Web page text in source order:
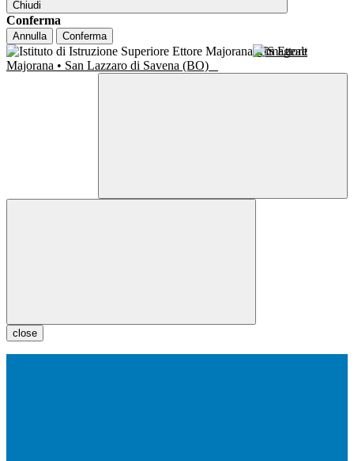
Chiudi
Conferma
Annulla Conferma
IIS Ettore
Majorana • San Lazzaro di Savena (BO)
close